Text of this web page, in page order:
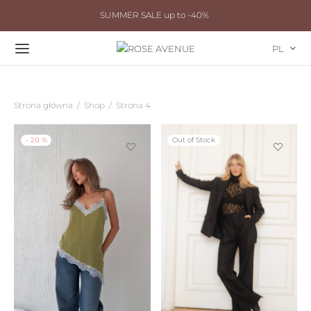
SUMMER SALE up to -40%
PL
Strona główna / Shop / Strona 4
- 20 % Out of Stock